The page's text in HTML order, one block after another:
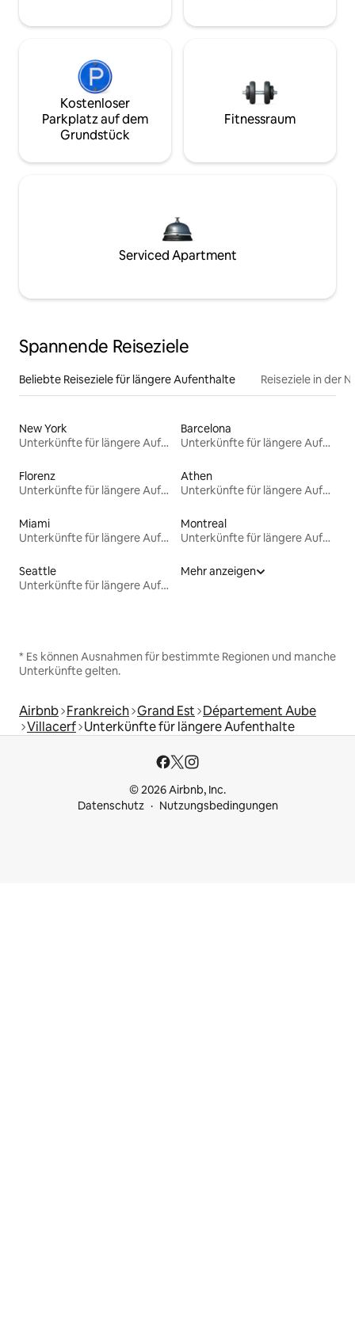
Kostenloser
Parkplatz auf dem
Grundstück
Fitnessraum
Serviced Apartment
Spannende Reiseziele
Beliebte Reiseziele für längere Aufenthalte Reiseziele in der
New York
Unterkünfte für längere Aufenthalte
Barcelona
Unterkünfte für längere Aufenthalte
Florenz
Unterkünfte für längere Aufenthalte
Athen
Unterkünfte für längere Aufenthalte
Miami
Unterkünfte für längere Aufenthalte
Montreal
Unterkünfte für längere Aufenthalte
Seattle
Unterkünfte für längere Aufenthalte
Mehr anzeigen
* Es können Ausnahmen für bestimmte Regionen und manche
Unterkünfte gelten.
Airbnb Frankreich Grand Est Département Aube
Villacerf Unterkünfte für längere Aufenthalte
© 2026 Airbnb, Inc.
Datenschutz
Nutzungsbedingungen